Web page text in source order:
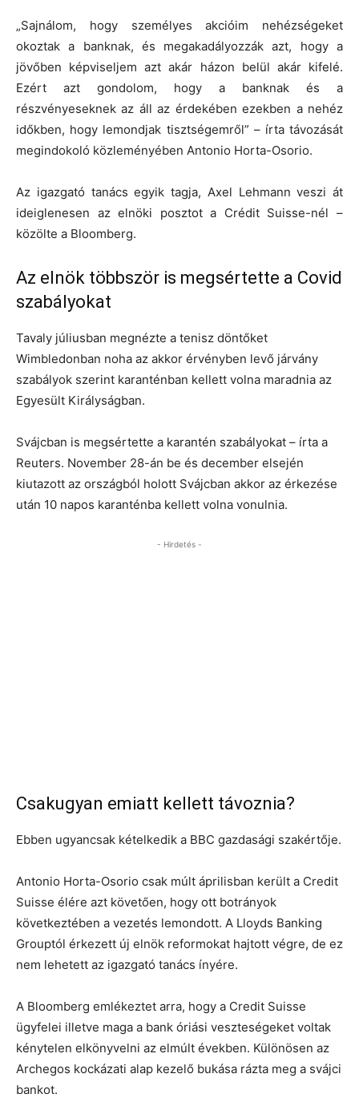
„Sajnálom, hogy személyes akcióim nehézségeket
okoztak a banknak, és megakadályozzák azt, hogy a
jövőben képviseljem azt akár házon belül akár kifelé.
Ezért azt gondolom, hogy a banknak és a
részvényeseknek az áll az érdekében ezekben a nehéz
időkben, hogy lemondjak tisztségemről” – írta távozását
megindokoló közleményében Antonio Horta-Osorio.
Az igazgató tanács egyik tagja, Axel Lehmann veszi át
ideiglenesen az elnöki posztot a Crédit Suisse-nél –
közölte a Bloomberg.
Az elnök többször is megsértette a Covid
szabályokat
Tavaly júliusban megnézte a tenisz döntőket
Wimbledonban noha az akkor érvényben levő járvány
szabályok szerint karanténban kellett volna maradnia az
Egyesült Királyságban.
Svájcban is megsértette a karantén szabályokat – írta a
Reuters. November 28-án be és december elsején
kiutazott az országból holott Svájcban akkor az érkezése
után 10 napos karanténba kellett volna vonulnia.
- Hirdetés -
Csakugyan emiatt kellett távoznia?
Ebben ugyancsak kételkedik a BBC gazdasági szakértője.
Antonio Horta-Osorio csak múlt áprilisban került a Credit
Suisse élére azt követően, hogy ott botrányok
következtében a vezetés lemondott. A Lloyds Banking
Grouptól érkezett új elnök reformokat hajtott végre, de ez
nem lehetett az igazgató tanács ínyére.
A Bloomberg emlékeztet arra, hogy a Credit Suisse
ügyfelei illetve maga a bank óriási veszteségeket voltak
kénytelen elkönyvelni az elmúlt években. Különösen az
Archegos kockázati alap kezelő bukása rázta meg a svájci
bankot.